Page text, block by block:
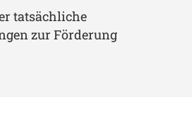
tatsächliche
zur Förderung